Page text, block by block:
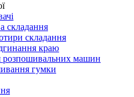
складання
складання
краю
розпошивальних машин
гумки